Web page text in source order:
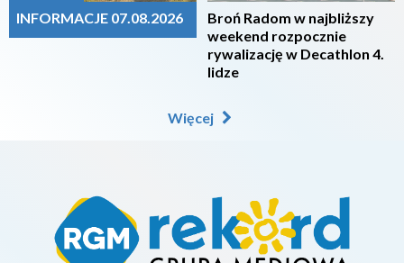
INFORMACJE 07.08.2026
Broń Radom w najbliższy
weekend rozpocznie
rywalizację w Decathlon 4.
lidze
Więcej